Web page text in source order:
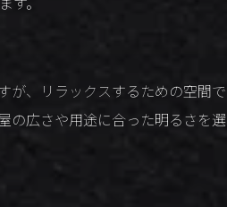
が、リラックスするための空間で
の広さや用途に合った明るさを選